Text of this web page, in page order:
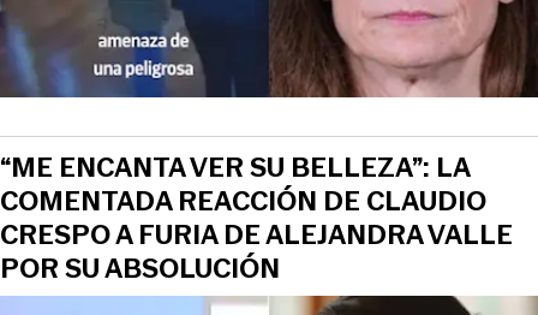
“ME ENCANTA VER SU BELLEZA”: LA
COMENTADA REACCIÓN DE CLAUDIO
CRESPO A FURIA DE ALEJANDRA VALLE
POR SU ABSOLUCIÓN